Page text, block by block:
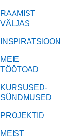
RAAMIST
VÄLJAS
INSPIRATSIOON
MEIE
TÖÖTOAD
KURSUSED-
SÜNDMUSED
PROJEKTID
MEIST